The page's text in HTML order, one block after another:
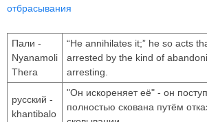
отбрасывания
Пали -
Nyanamoli
Thera
“He annihilates it;” he so acts
arrested by the kind of
arresting.
русский -
khantibalo
"Он искореняет её" - он
полностью скована путём